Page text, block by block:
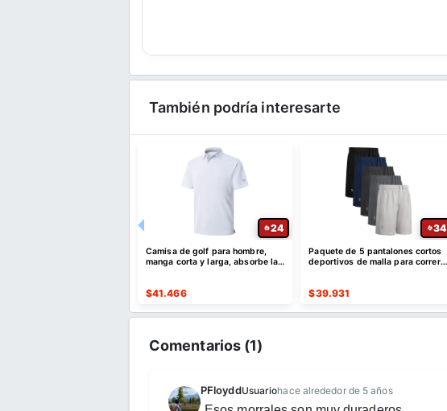
También podría interesarte
24
Camisa de golf para hombre,
manga corta y larga, absorbe la
$41.466
34
Paquete de 5 pantalones cortos
deportivos de malla para correr,
$39.931
Comentarios (1)
PFloyddUsuariohace alrededor de 5 años